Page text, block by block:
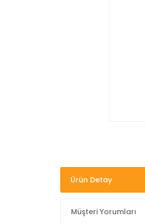
Ürün Detay
Müşteri Yorumları